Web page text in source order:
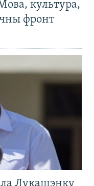
культура,
фронт